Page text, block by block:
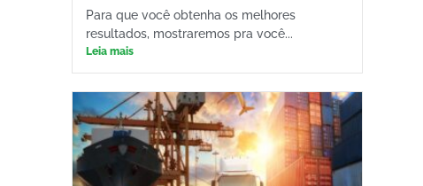
Para que você obtenha os melhores
resultados, mostraremos pra você...
Leia mais